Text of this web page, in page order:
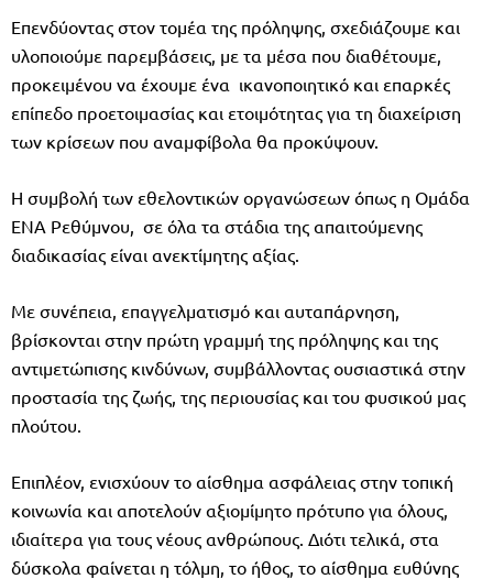
Επενδύοντας στον τομέα της πρόληψης, σχεδιάζουμε και
υλοποιούμε παρεμβάσεις, με τα μέσα που διαθέτουμε,
προκειμένου να έχουμε ένα ικανοποιητικό και επαρκές
επίπεδο προετοιμασίας και ετοιμότητας για τη διαχείριση
των κρίσεων που αναμφίβολα θα προκύψουν.
Η συμβολή των εθελοντικών οργανώσεων όπως η Ομάδα
ΕΝΑ Ρεθύμνου, σε όλα τα στάδια της απαιτούμενης
διαδικασίας είναι ανεκτίμητης αξίας.
Με συνέπεια, επαγγελματισμό και αυταπάρνηση,
βρίσκονται στην πρώτη γραμμή της πρόληψης και της
αντιμετώπισης κινδύνων, συμβάλλοντας ουσιαστικά στην
προστασία της ζωής, της περιουσίας και του φυσικού μας
πλούτου.
Επιπλέον, ενισχύουν το αίσθημα ασφάλειας στην τοπική
κοινωνία και αποτελούν αξιομίμητο πρότυπο για όλους,
ιδιαίτερα για τους νέους ανθρώπους. Διότι τελικά, στα
δύσκολα φαίνεται η τόλμη, το ήθος, το αίσθημα ευθύνης